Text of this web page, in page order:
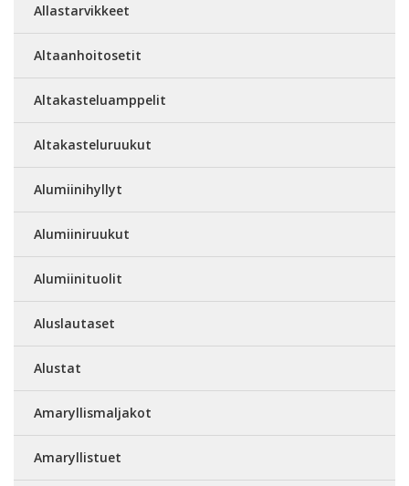
Allastarvikkeet
Altaanhoitosetit
Altakasteluamppelit
Altakasteluruukut
Alumiinihyllyt
Alumiiniruukut
Alumiinituolit
Aluslautaset
Alustat
Amaryllismaljakot
Amaryllistuet